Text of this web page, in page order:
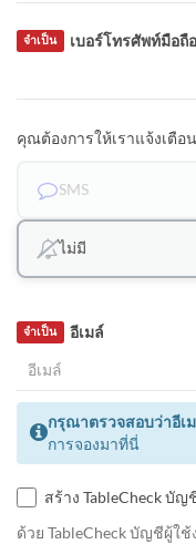
เบอร์โทรศัพท์มือถือ
จำเป็น
คุณต้องการให้เราแจ้งเตือ
SMS
ไม่มี
อีเมล์
จำเป็น
กรุณาตรวจสอบว่าอีเ
การจองมาที่นี่
สร้าง TableCheck บัญ
ด้วย TableCheck บัญชีผู้ใ